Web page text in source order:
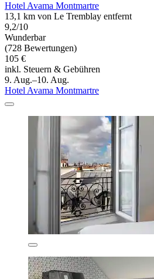
Hotel Avama Montmartre
13,1 km von Le Tremblay entfernt
9,2/10
Wunderbar
(728 Bewertungen)
105 €
inkl. Steuern & Gebühren
9. Aug.–10. Aug.
Hotel Avama Montmartre